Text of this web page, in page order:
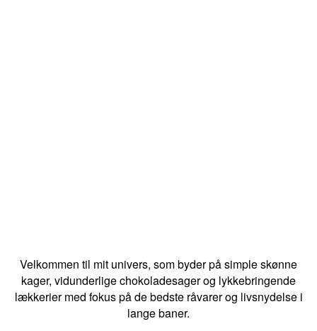
Velkommen til mit univers, som byder på simple skønne
kager, vidunderlige chokoladesager og lykkebringende
lækkerier med fokus på de bedste råvarer og livsnydelse i
lange baner.